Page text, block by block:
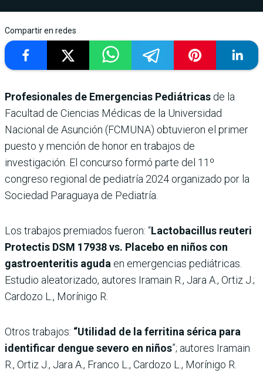
Compartir en redes
Profesionales de Emergencias Pediátricas de la
Facultad de Ciencias Médicas de la Universidad
Nacional de Asunción (FCMUNA) obtuvieron el primer
puesto y mención de honor en trabajos de
investigación. El concurso formó parte del 11º
congreso regional de pediatría 2024 organizado por la
Sociedad Paraguaya de Pediatría.
Los trabajos premiados fueron: “Lactobacillus reuteri
Protectis DSM 17938 vs. Placebo en niños con
gastroenteritis aguda en emergencias pediátricas.
Estudio aleatorizado, autores Iramain R., Jara A., Ortiz J.;
Cardozo L., Morínigo R.
Otros trabajos: “Utilidad de la ferritina sérica para
identificar dengue severo en niños”; autores Iramain
R., Ortiz J., Jara A., Franco L., Cardozo L., Morínigo R.